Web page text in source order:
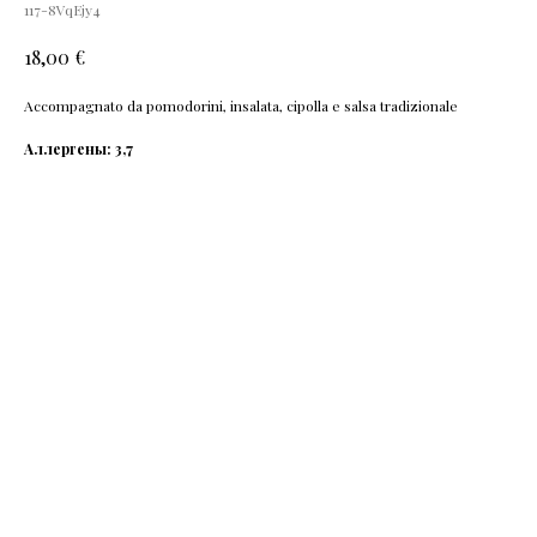
117-8VqEjy4
18,00 €
Accompagnato da pomodorini, insalata, cipolla e salsa tradizionale
Аллергены: 3,7